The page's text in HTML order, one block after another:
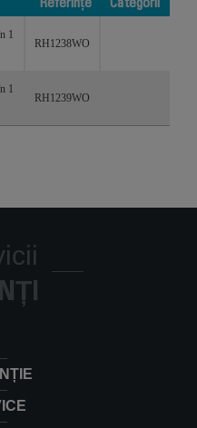
Referințe
Categorii
1
RH1238WO
1
RH1239WO